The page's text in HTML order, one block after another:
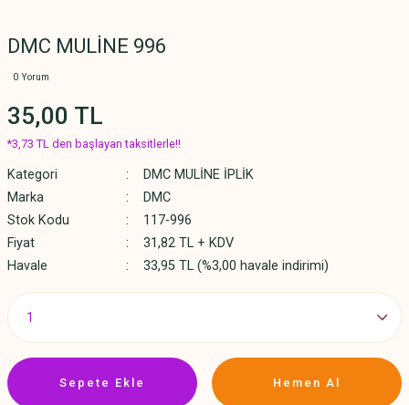
DMC MULİNE 996
0 Yorum
35,00 TL
*3,73 TL den başlayan taksitlerle!!
Kategori
DMC MULİNE İPLİK
Marka
DMC
Stok Kodu
117-996
Fiyat
31,82 TL + KDV
Havale
33,95 TL (%3,00 havale indirimi)
Sepete Ekle Hemen Al